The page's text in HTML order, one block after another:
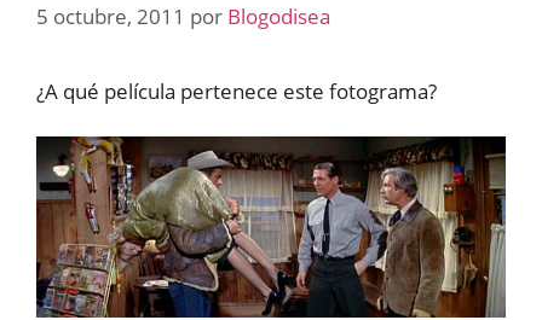
5 octubre, 2011 por Blogodisea
¿A qué película pertenece este fotograma?